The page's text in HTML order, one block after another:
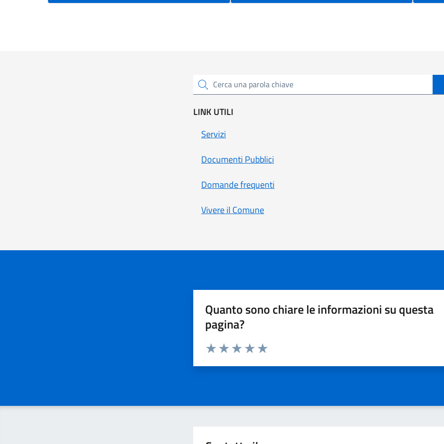
Cerca una parola chiave
LINK UTILI
Servizi
Documenti Pubblici
Domande frequenti
Vivere il Comune
Quanto sono chiare le informazioni su questa
pagina?
Valuta da 1 a 5 stelle la pagina